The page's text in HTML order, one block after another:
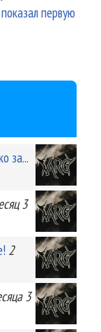
первую
за...
3
2
3